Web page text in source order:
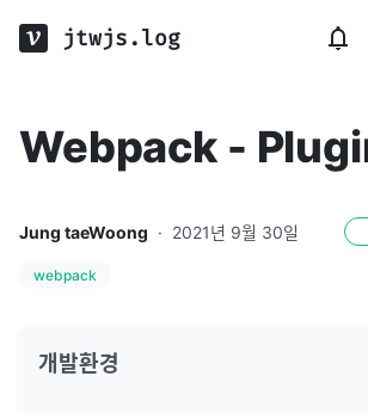
jtwjs.log
Webpack -
Jung taeWoong · 2021년 9월 30일
webpack
개발환경